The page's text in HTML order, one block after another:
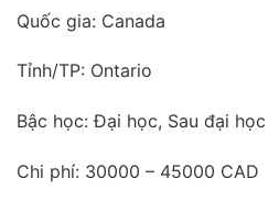
Quốc gia: Canada
Tỉnh/TP: Ontario
Bậc học:Đại học, Sau đại học
Chi phí: 30000 – 45000 CAD